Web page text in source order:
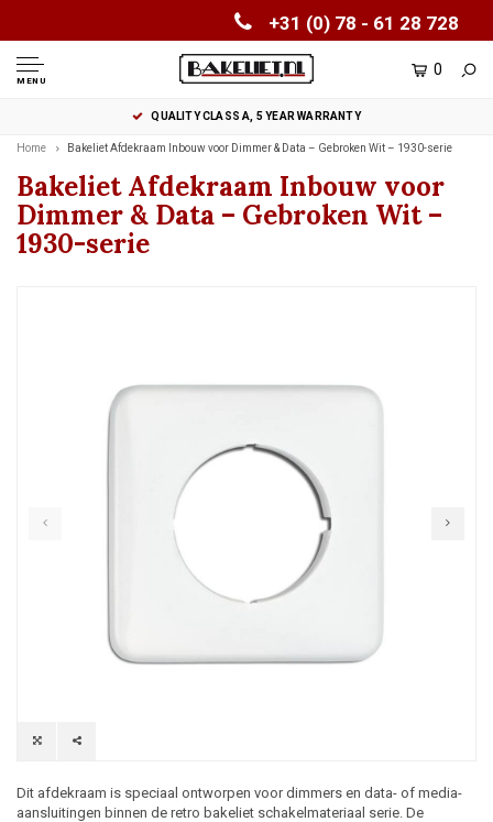
+31 (0) 78 - 61 28 728
MENU
0
QUALITY CLASS A, 5 YEAR WARRANTY
Home Bakeliet Afdekraam Inbouw voor Dimmer & Data – Gebroken Wit – 1930-serie
Bakeliet Afdekraam Inbouw voor
Dimmer & Data – Gebroken Wit –
1930-serie
Dit afdekraam is speciaal ontworpen voor dimmers en data- of media-
aansluitingen binnen de retro bakeliet schakelmateriaal serie. De